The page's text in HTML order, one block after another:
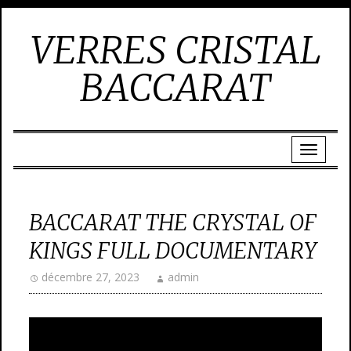
VERRES CRISTAL
BACCARAT
BACCARAT THE CRYSTAL OF
KINGS FULL DOCUMENTARY
décembre 27, 2023 admin